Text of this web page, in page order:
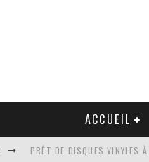
ACCUEIL
PRÊT DE DISQUES VINYLES